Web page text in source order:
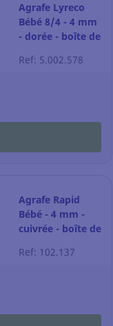
Agrafe Lyreco
Bébé 8/4 - 4 mm
- dorée - boîte de
Ref: 5.002.578
Agrafe Rapid
Bébé - 4 mm -
cuivrée - boîte de
Ref: 102.137